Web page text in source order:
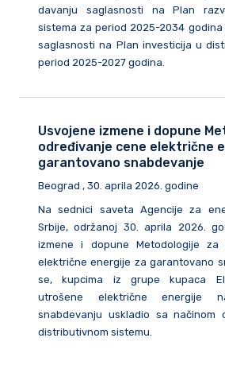
davanju saglasnosti na Plan
sistema za period 2025-2034
saglasnosti na Plan investicija u
period 2025-2027 godina.
Usvojene izmene i dopune
određivanje cene električne
garantovano snabdevanje
Beograd , 30. aprila 2026. godine
Na sednici saveta Agencije za
Srbije, održanoj 30. aprila 2026.
izmene i dopune Metodologije za
električne energije za garantovano
se, kupcima iz grupe kupaca
utrošene električne energije
snabdevanju uskladio sa načinom
distributivnom sistemu.